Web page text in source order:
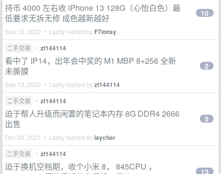
持币 4000 左右收 iPhone 13 128G（心怡白色）最
低要求无拆无修 成色越新越好
Sep 15, 2022 • Lastly replied by F7ionsy
10
二手交易 • zf144114
看中了 IP14，出年会中奖的 M1 MBP 8+256 全新
未撕膜
Sep 13, 2022 • Lastly replied byzf144114
2
二手交易 • zf144114
迫于帮人升级而闲置的笔记本内存 8G DDR4 2666
出售
Dec 28, 2021 • Lastly replied bylaycher
5
二手交易 • zf144114
迫于换机空档期，收个小米 8， 845CPU ，
13